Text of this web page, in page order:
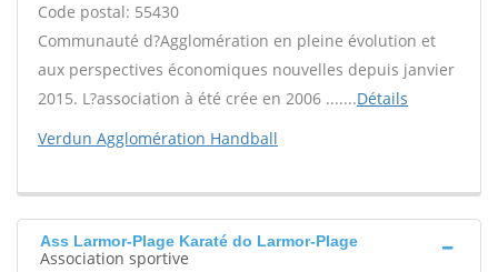
Code postal: 55430
Communauté d?Agglomération en pleine évolution et
aux perspectives économiques nouvelles depuis janvier
2015. L?association à été crée en 2006 .......Détails
Verdun Agglomération Handball
Ass Larmor-Plage Karaté do Larmor-Plage
Association sportive